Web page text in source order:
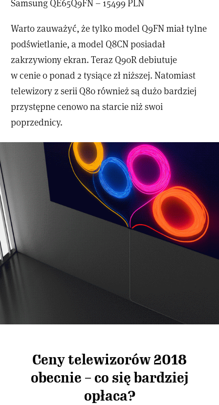
Samsung QE65Q9FN – 15499 PLN
Warto zauważyć, że tylko model Q9FN miał tylne
podświetlanie, a model Q8CN posiadał
zakrzywiony ekran. Teraz Q90R debiutuje
w cenie o ponad 2 tysiące zł niższej. Natomiast
telewizory z serii Q80 również są dużo bardziej
przystępne cenowo na starcie niż swoi
poprzednicy.
Ceny telewizorów 2018
obecnie – co się bardziej
opłaca?